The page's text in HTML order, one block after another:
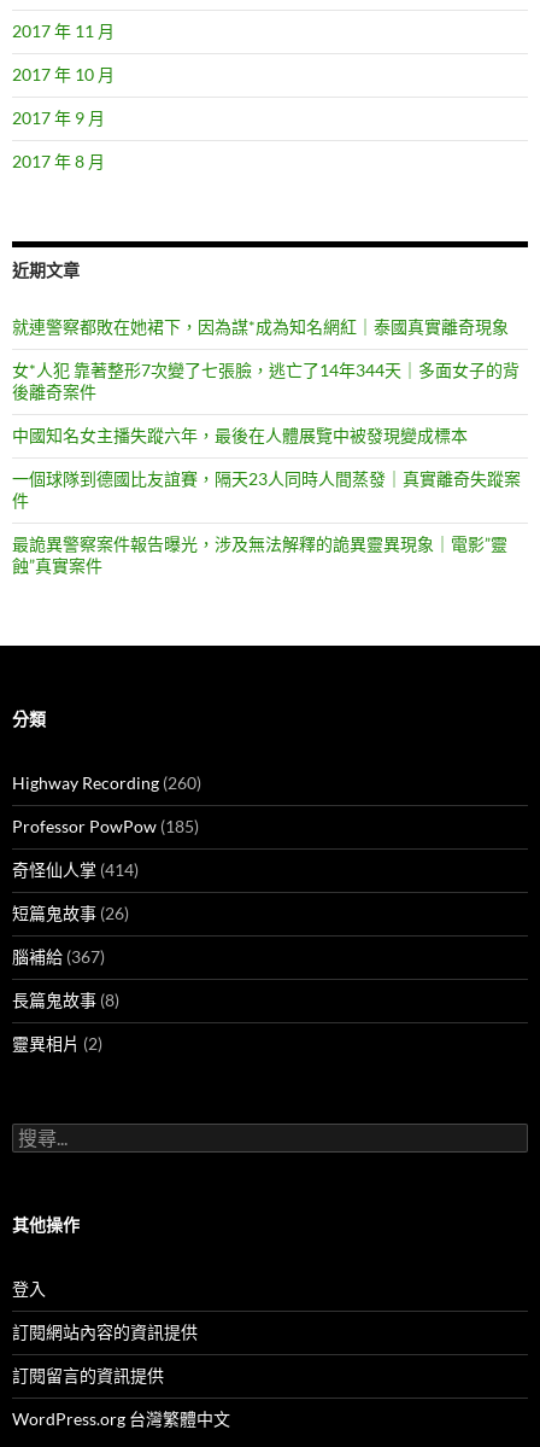
2017 年 11 月
2017 年 10 月
2017 年 9 月
2017 年 8 月
近期文章
就連警察都敗在她裙下，因為謀*成為知名網紅｜泰國真實離奇現象
女*人犯 靠著整形7次變了七張臉，逃亡了14年344天｜多面女子的背
後離奇案件
中國知名女主播失蹤六年，最後在人體展覽中被發現變成標本
一個球隊到德國比友誼賽，隔天23人同時人間蒸發｜真實離奇失蹤案
件
最詭異警察案件報告曝光，涉及無法解釋的詭異靈異現象｜電影”靈
蝕”真實案件
分類
Highway Recording (260)
Professor PowPow (185)
奇怪仙人掌 (414)
短篇鬼故事 (26)
腦補給 (367)
長篇鬼故事 (8)
靈異相片 (2)
搜
尋
字:
其他操作
登入
訂閱網站內容的資訊提供
訂閱留言的資訊提供
WordPress.org 台灣繁體中文